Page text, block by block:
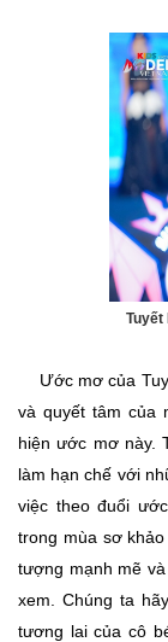
Tuyết
Ước mơ của
và quyết tâm của
hiện ước mơ này.
làm hạn chế với
việc theo đuổi
trong mùa sơ khảo
tượng mạnh mẽ
xem. Chúng ta
tương lai của cô